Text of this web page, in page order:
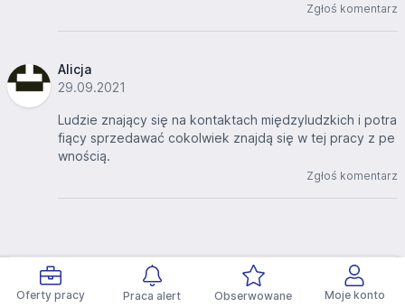
Oferty pracy Praca alert Obserwowane Moje konto
Zgłoś komentarz
Alicja
29.09.2021
Ludzie znający się na kontaktach międzyludzkich i potra
fiący sprzedawać cokolwiek znajdą się w tej pracy z pe
wnością.
Zgłoś komentarz
Dodaj komentarz